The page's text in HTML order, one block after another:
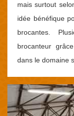
mais surtout
idée bénéfique
brocantes.
brocanteur
dans le domaine